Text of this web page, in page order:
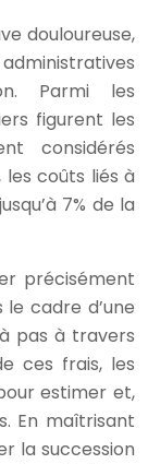
douloureuse,
Parmi les
figurent les
considérés
coûts liés à
7% de la
précisément
cadre d’une
pas à travers
ces frais, les
estimer et,
En maîtrisant
la succession